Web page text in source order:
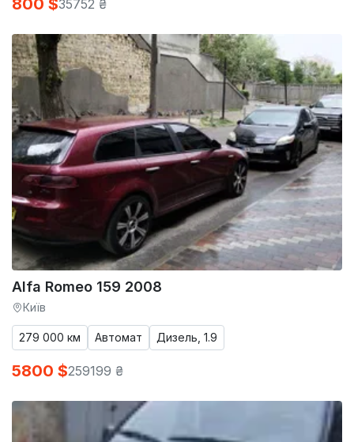
35752 ₴
Alfa Romeo 159 2008
Київ
279 000 км Автомат Дизель, 1.9
5800 $259199 ₴